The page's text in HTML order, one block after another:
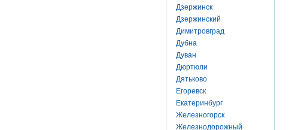
Дзержинск
Дзержинский
Димитровград
Дубна
Дуван
Дюртюли
Дятьково
Егоревск
Екатеринбург
Железногорск
Железнодорожный